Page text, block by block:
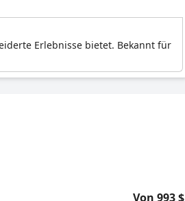
Erlebnisse bietet. Bekannt für
Von 993 $